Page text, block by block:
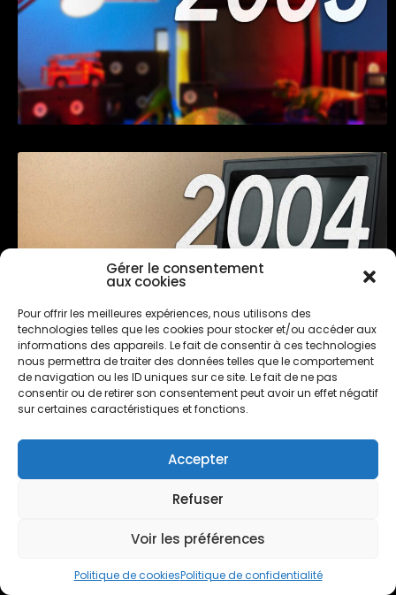
Gérer le consentement
aux cookies
Pour offrir les meilleures expériences, nous utilisons des
technologies telles que les cookies pour stocker et/ou accéder aux
informations des appareils. Le fait de consentir à ces technologies
nous permettra de traiter des données telles que le comportement
de navigation ou les ID uniques sur ce site. Le fait de ne pas
consentir ou de retirer son consentement peut avoir un effet négatif
sur certaines caractéristiques et fonctions.
Accepter
Refuser
Voir les préférences
Politique de cookiesPolitique de confidentialité